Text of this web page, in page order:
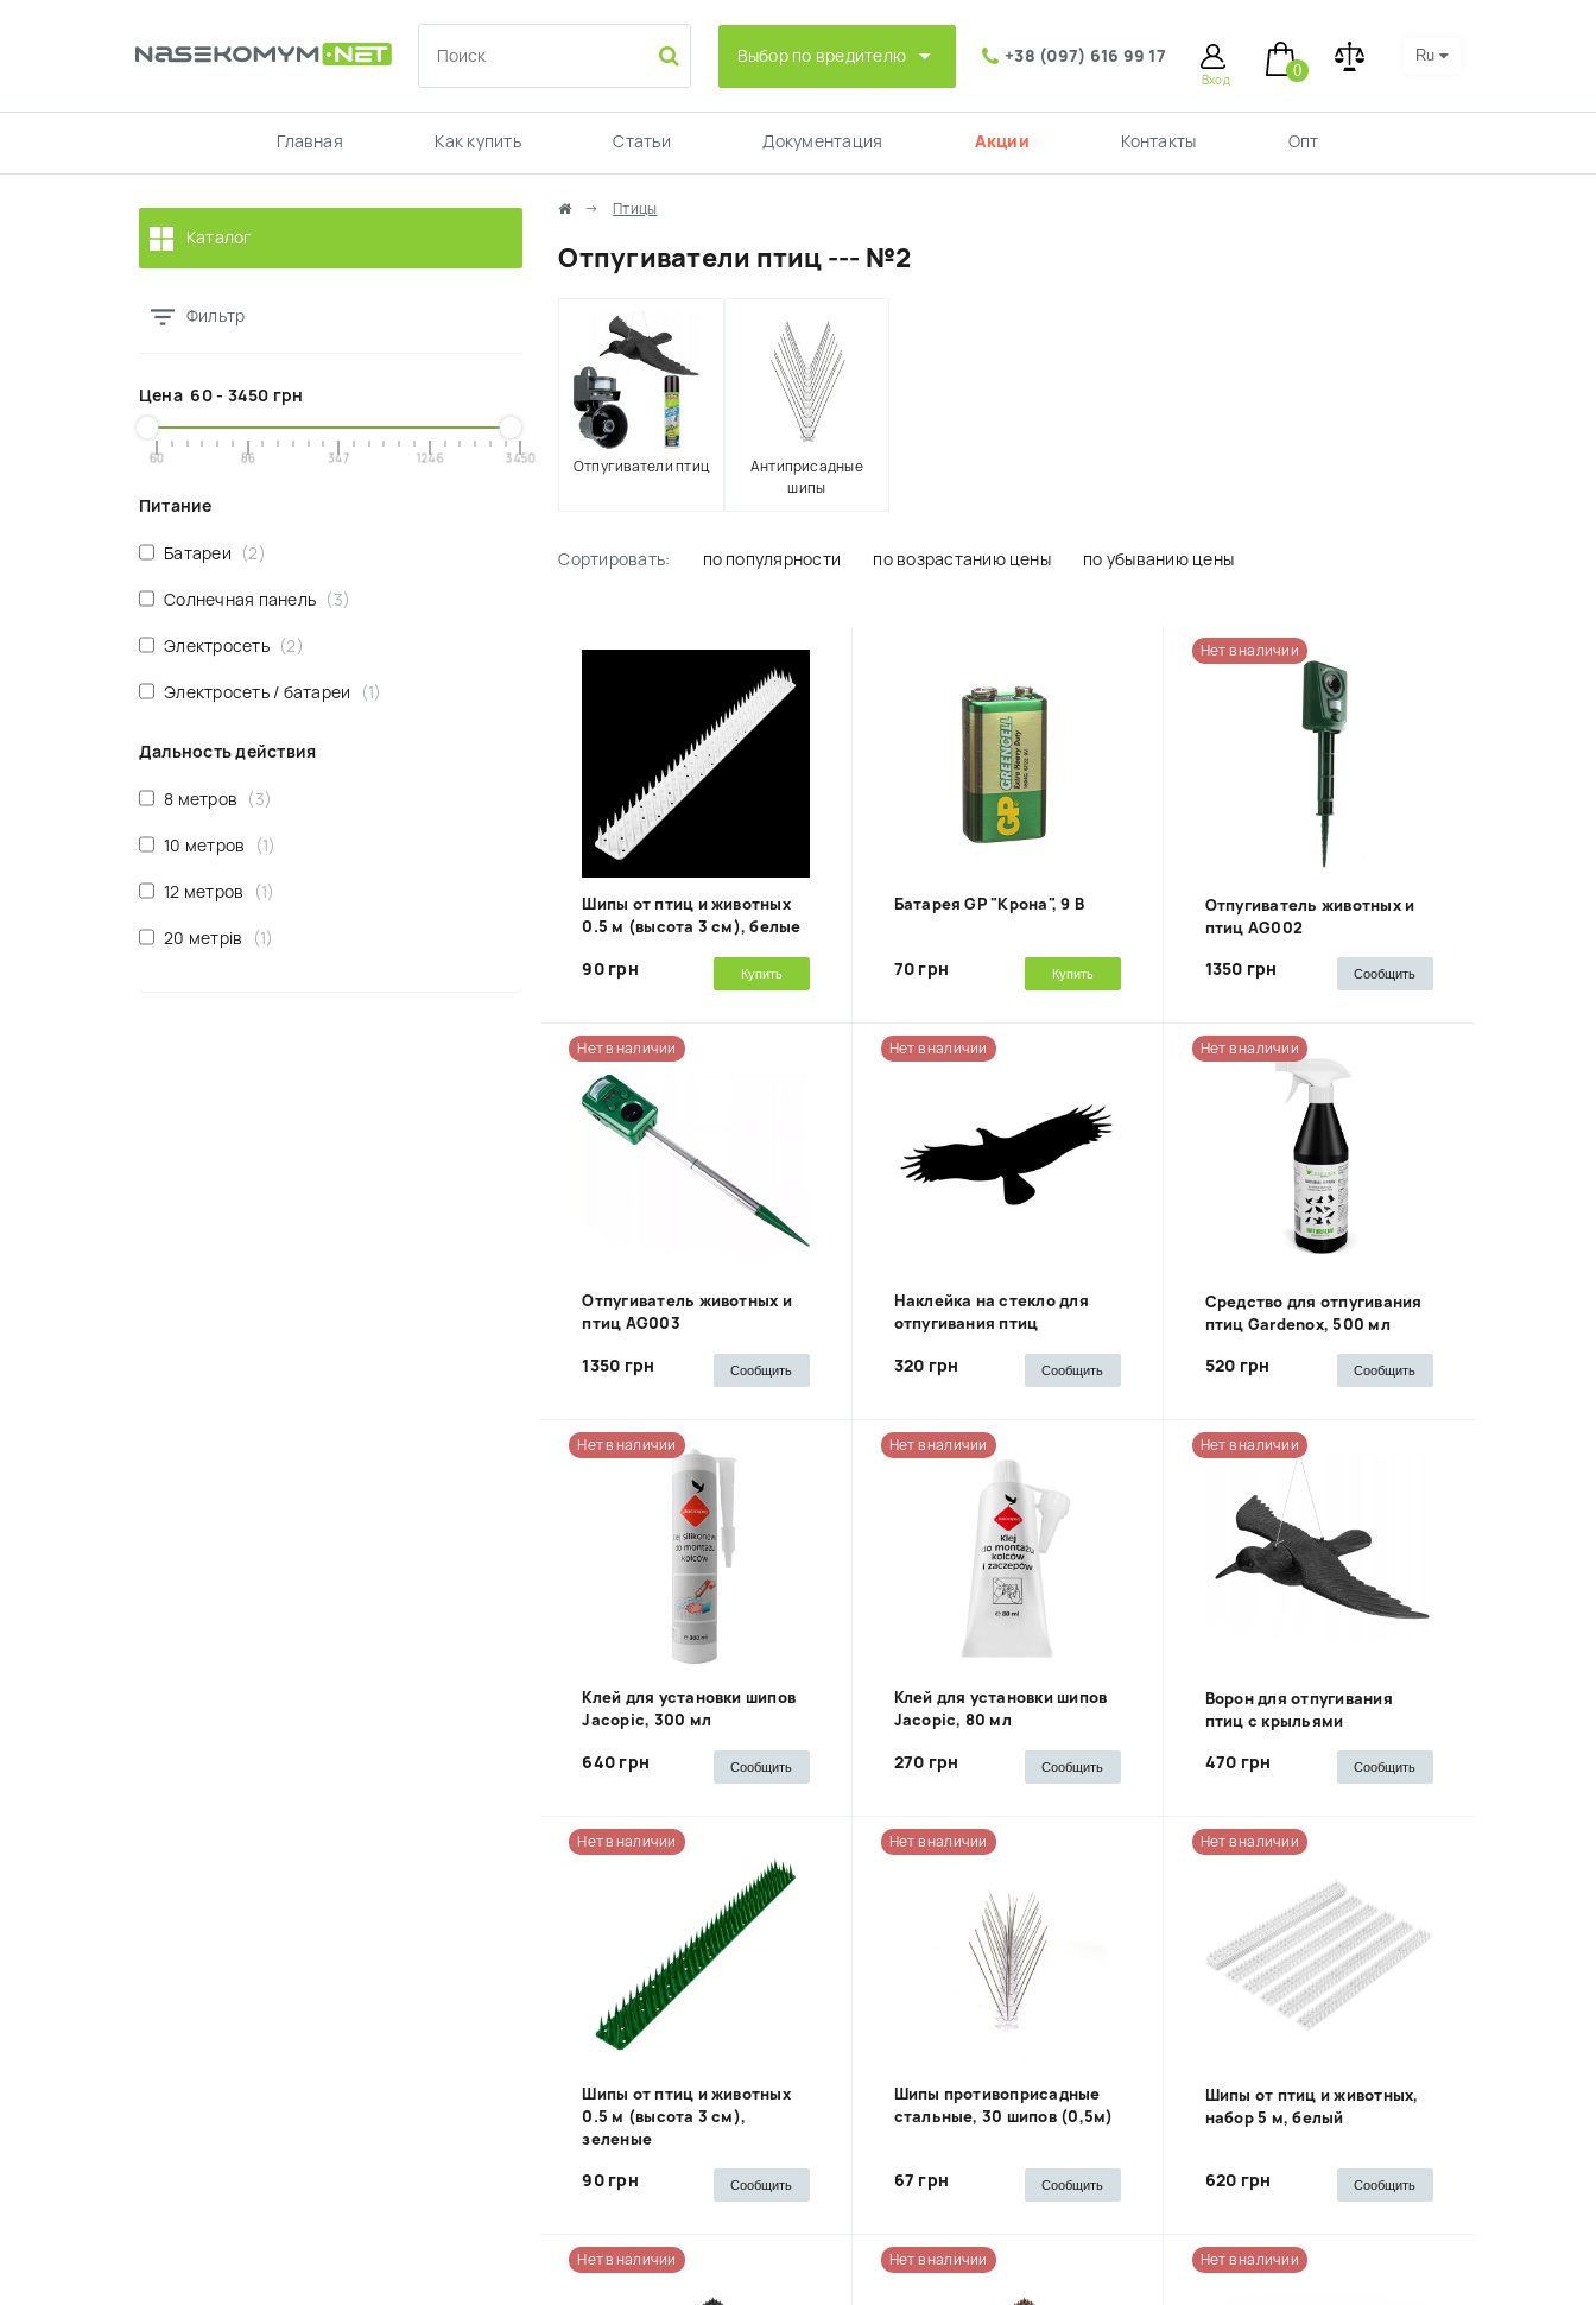
Выбор по вредителю +38 (097) 616 99 17
Вход
0
Ru
Главная Как купить Статьи Документация Акции Контакты Опт
Каталог
Фильтр
Цена 60- 3450 грн
60 86 347 1246 3450
Питание
Батареи 2
Солнечная панель 3
Электросеть 2
Электросеть / батареи 1
Дальность действия
8 метров 3
10 метров 1
12 метров 1
20 метрів 1
Птицы
Отпугиватели птиц --- №2
Отпугиватели птиц
Антиприсадные
шипы
Сортировать: по популярности по возрастанию цены по убыванию цены
Шипы от птиц и животных
0.5 м (высота 3 см), белые
90 грн Купить
Батарея GP "Крона", 9 В
70 грн Купить
Нет в наличии
Отпугиватель животных и
птиц AG002
1350 грн Сообщить
Нет в наличии
Отпугиватель животных и
птиц AG003
1350 грн Сообщить
Нет в наличии
Наклейка на стекло для
отпугивания птиц
320 грн Сообщить
Нет в наличии
Средство для отпугивания
птиц Gardenox, 500 мл
520 грн Сообщить
Нет в наличии
Клей для установки шипов
Jacopic, 300 мл
640 грн Сообщить
Нет в наличии
Клей для установки шипов
Jacopic, 80 мл
270 грн Сообщить
Нет в наличии
Ворон для отпугивания
птиц с крыльями
470 грн Сообщить
Нет в наличии
Шипы от птиц и животных
0.5 м (высота 3 см),
зеленые
90 грн Сообщить
Нет в наличии
Шипы противоприсадные
стальные, 30 шипов (0,5м)
67 грн Сообщить
Нет в наличии
Шипы от птиц и животных,
набор 5 м, белый
620 грн Сообщить
Нет в наличии Нет в наличии Нет в наличии